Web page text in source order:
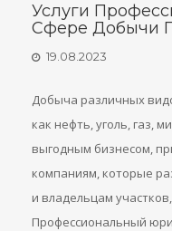
Услуги
Сфере Добычи
19.08.2023
Добыча различных
как нефть, уголь, газ,
выгодным бизнесом,
компаниям, которые
и владельцам
Профессиональный